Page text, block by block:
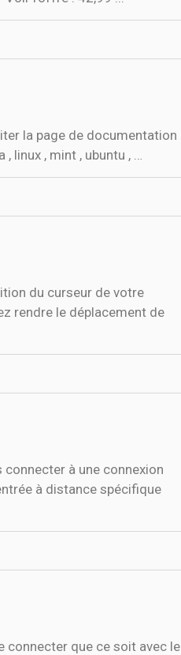
la page de documentation
linux , mint , ubuntu , …
du curseur de votre
rendre le déplacement de
à une connexion
à distance spécifique
connecter que ce soit avec le